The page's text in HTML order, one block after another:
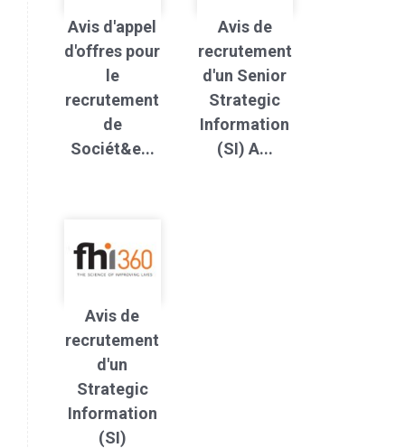
Avis d'appel
d'offres pour
le
recrutement
de
Sociét&e...
Avis de
recrutement
d'un Senior
Strategic
Information
(SI) A...
Avis de
recrutement
d'un
Strategic
Information
(SI)